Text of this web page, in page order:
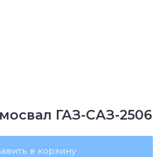
ГАЗ-САЗ-2506
в корзину